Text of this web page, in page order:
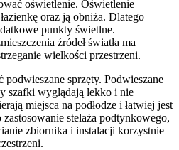
oświetlenie. Oświetlenie
oraz ją obniża. Dlatego
punkty świetlne.
źródeł światła ma
wielkości przestrzeni.
podwieszane sprzęty. Podwieszane
szafki wyglądają lekko i nie
miejsca na podłodze i łatwiej jest
stelaża podtynkowego,
zbiornika i instalacji korzystnie